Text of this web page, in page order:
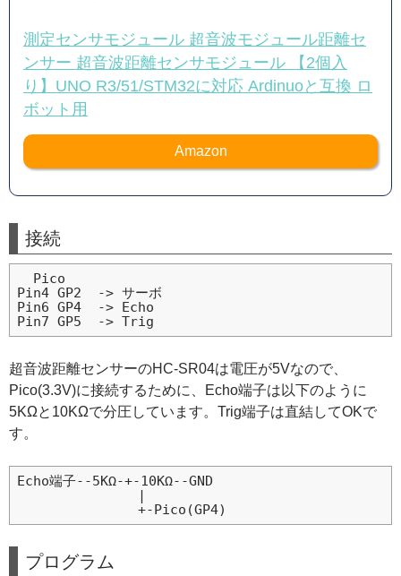
測定センサモジュール 超音波モジュール距離セ
ンサー 超音波距離センサモジュール 【2個入
り】UNO R3/51/STM32に対応 Ardinuoと互換 ロ
ボット用
Amazon
接続
  Pico
Pin4 GP2  -> サーボ
Pin6 GP4  -> Echo
超音波距離センサーのHC-SR04は電圧が5Vなので、
Pico(3.3V)に接続するために、Echo端子は以下のように
5KΩと10KΩで分圧しています。Trig端子は直結してOKで
す。
Echo端子--5KΩ-+-10KΩ--GND
               |
プログラム